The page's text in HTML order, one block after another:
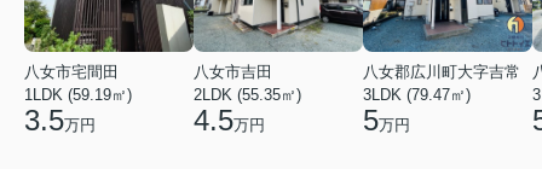
八女市宅間田
1LDK (59.19㎡)
3.5万円
八女市吉田
2LDK (55.35㎡)
4.5万円
八女郡広川町大字吉常
3LDK (79.47㎡)
5万円